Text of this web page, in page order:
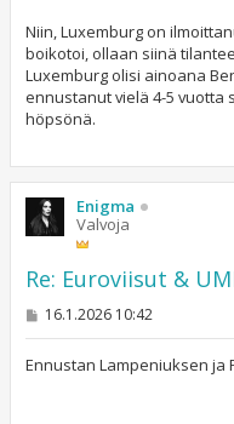
Niin, Luxemburg on
boikotoi, ollaan siinä
Luxemburg olisi ainoana
ennustanut vielä 4-5 vuotta
höpsönä.
Enigma
Valvoja
Re: Euroviisut &
V
s
16.1.2026 10:42
Ennustan Lampeniuksen ja